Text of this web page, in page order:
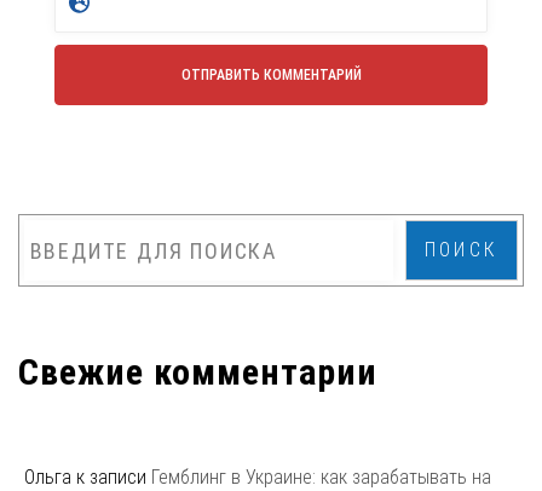
ПОИСК
Свежие комментарии
Ольга к записи Гемблинг в Украине: как зарабатывать на